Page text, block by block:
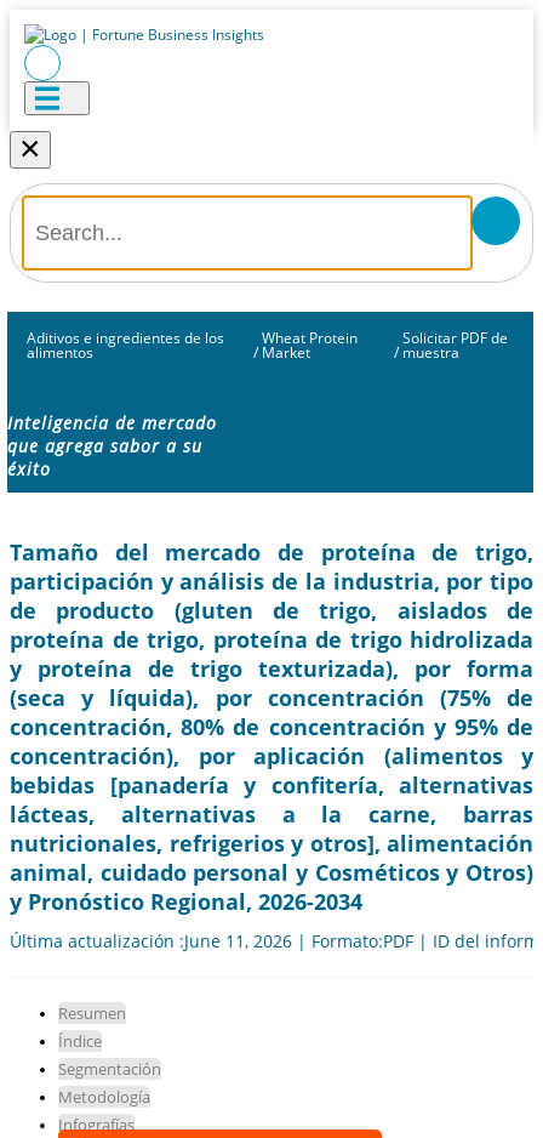
×
Aditivos e ingredientes de los
alimentos /
Wheat Protein
Market /
Solicitar PDF de
muestra
Inteligencia de mercado
que agrega sabor a su
éxito
Tamaño del mercado de proteína de trigo,
participación y análisis de la industria, por tipo
de producto (gluten de trigo, aislados de
proteína de trigo, proteína de trigo hidrolizada
y proteína de trigo texturizada), por forma
(seca y líquida), por concentración (75% de
concentración, 80% de concentración y 95% de
concentración), por aplicación (alimentos y
bebidas [panadería y confitería, alternativas
lácteas, alternativas a la carne, barras
nutricionales, refrigerios y otros], alimentación
animal, cuidado personal y Cosméticos y Otros)
y Pronóstico Regional, 2026-2034
Última actualización :June 11, 2026 | Formato:PDF | ID del
Resumen
Índice
Segmentación
Metodología
Infografías